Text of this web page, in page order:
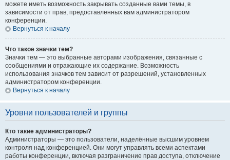
можете иметь возможность закрывать созданные вами темы, в
зависимости от прав, предоставленных вам администратором
конференции.
Вернуться к началу
Что такое значки тем?
Значки тем — это выбранные авторами изображения, связанные с
сообщениями и отражающие их содержание. Возможность
использования значков тем зависит от разрешений, установленных
администратором конференции.
Вернуться к началу
Уровни пользователей и группы
Кто такие администраторы?
Администраторы — это пользователи, наделённые высшим уровнем
контроля над конференцией. Они могут управлять всеми аспектами
работы конференции, включая разграничение прав доступа, отключение